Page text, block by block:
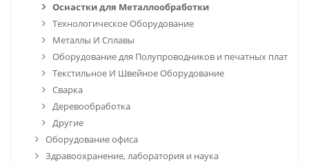
Оснастки для Металлообработки
Технологическое Оборудование
Металлы И Сплавы
Оборудование для Полупроводников и печатных плат
Текстильное И Швейное Оборудование
Сварка
Деревообработка
Другие
Оборудование офиса
Здравоохранение, лаборатория и наука